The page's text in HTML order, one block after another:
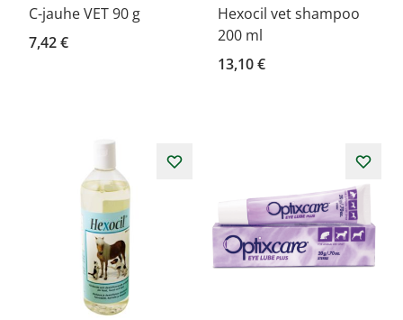
C-jauhe VET 90 g
7,42 €
Hexocil vet shampoo
200 ml
13,10 €